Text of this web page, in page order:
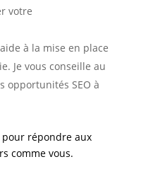
votre
aide à la mise en place
Je vous conseille au
opportunités SEO à
répondre aux
comme vous.